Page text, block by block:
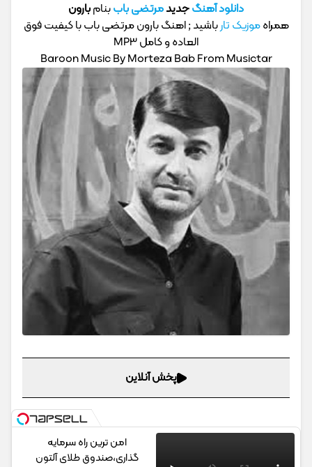
دانلود آهنگجدیدمرتضی باببنامبارون
همراهموزیک تارباشید ; اهنگ بارون مرتضی باب با کیفیت فوق
العاده و کامل MP3
Baroon Music By Morteza Bab From Musictar
پخش آنلاین
امن ترین راه سرمایه
گذاری،صندوق طلای آلتون